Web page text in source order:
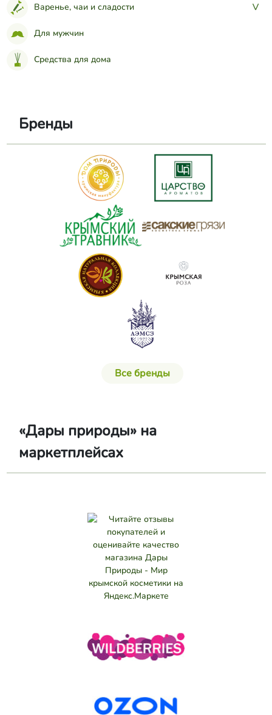
Варенье, чаи и сладости >
Для мужчин
Средства для дома
Бренды
Все бренды
«Дары природы» на
маркетплейсах